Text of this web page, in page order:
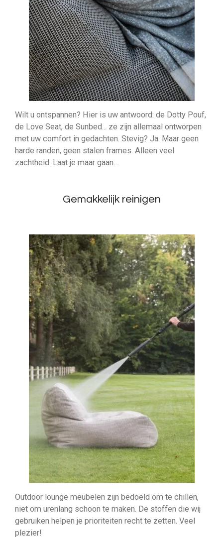
Wilt u ontspannen? Hier is uw antwoord: de Dotty Pouf,
de Love Seat, de Sunbed... ze zijn allemaal ontworpen
met uw comfort in gedachten. Stevig? Ja. Maar geen
harde randen, geen stalen frames. Alleen veel
zachtheid. Laat je maar gaan...
Gemakkelijk reinigen
Outdoor lounge meubelen zijn bedoeld om te chillen,
niet om urenlang schoon te maken. De stoffen die wij
gebruiken helpen je prioriteiten recht te zetten. Veel
plezier!